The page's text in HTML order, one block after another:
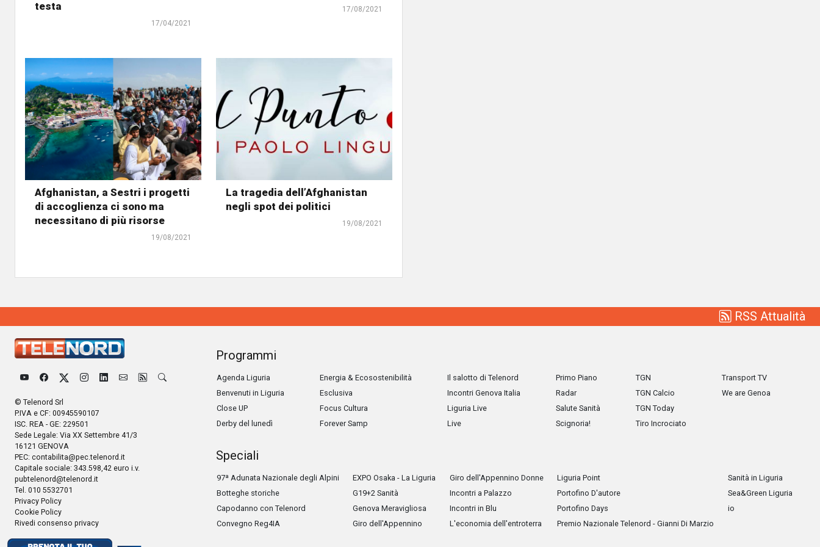
testa
17/04/2021
17/08/2021
Afghanistan, a Sestri i progetti
di accoglienza ci sono ma
necessitano di più risorse
19/08/2021
La tragedia dell’Afghanistan
negli spot dei politici
19/08/2021
RSS Attualità
© Telenord Srl
P.IVA e CF: 00945590107
ISC. REA - GE: 229501
Sede Legale: Via XX Settembre 41/3
16121 GENOVA
PEC: contabilita@pec.telenord.it
Capitale sociale: 343.598,42 euro i.v.
pubtelenord@telenord.it
Tel. 010 5532701
Privacy Policy
Cookie Policy
Rivedi consenso privacy
Programmi
Agenda Liguria
Benvenuti in Liguria
Close UP
Derby del lunedì
Energia & Ecosostenibilità
Esclusiva
Focus Cultura
Forever Samp
Il salotto di Telenord
Incontri Genova Italia
Liguria Live
Live
Primo Piano
Radar
Salute Sanità
Scignoria!
TGN
TGN Calcio
TGN Today
Tiro Incrociato
Transport TV
We are Genoa
Speciali
97ª Adunata Nazionale degli Alpini
Botteghe storiche
Capodanno con Telenord
Convegno Reg4IA
EXPO Osaka - La Liguria
G19+2 Sanità
Genova Meravigliosa
Giro dell'Appennino
Giro dell'Appennino Donne
Incontri a Palazzo
Incontri in Blu
L'economia dell'entroterra
Liguria Point
Portofino D'autore
Portofino Days
Premio Nazionale Telenord - Gianni Di Marzio
Sanità in Liguria
Sea&Green Liguria
io